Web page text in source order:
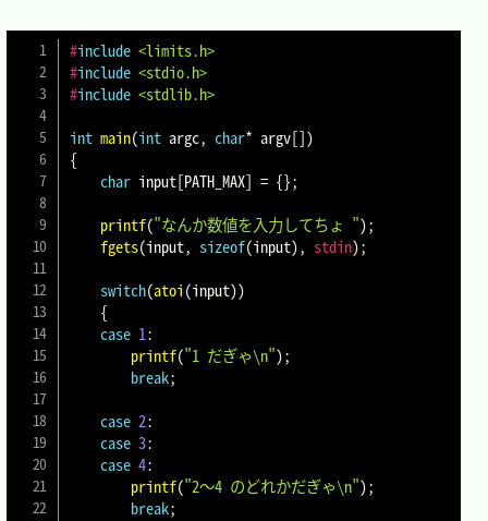
#include <limits.h>
#include <stdio.h>
#include <stdlib.h>
int main(int argc, char* argv[])
{
char input[PATH_MAX] = {};
printf("なんか数値を入力してちょ ");
fgets(input, sizeof(input), stdin);
switch(atoi(input))
{
case 1:
printf("1 だぎゃ\n");
break;
case 2:
case 3:
case 4:
printf("2～4 のどれかだぎゃ\n");
break;